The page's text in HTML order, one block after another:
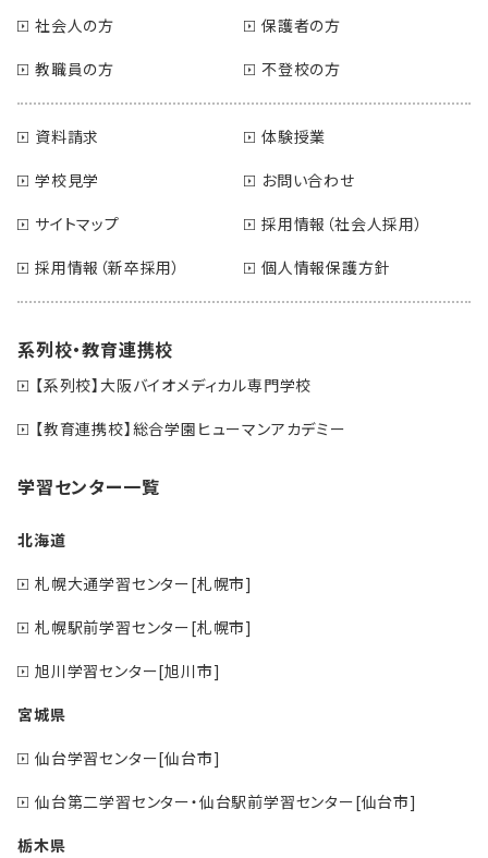
社会人の方
保護者の方
教職員の方
不登校の方
資料請求
体験授業
学校見学
お問い合わせ
サイトマップ
採用情報（社会人採用）
採用情報（新卒採用）
個人情報保護方針
系列校・教育連携校
【系列校】大阪バイオメディカル専門学校
【教育連携校】総合学園ヒューマンアカデミー
学習センター一覧
北海道
札幌大通学習センター[札幌市]
札幌駅前学習センター[札幌市]
旭川学習センター[旭川市]
宮城県
仙台学習センター[仙台市]
仙台第二学習センター・仙台駅前学習センター[仙台市]
栃木県